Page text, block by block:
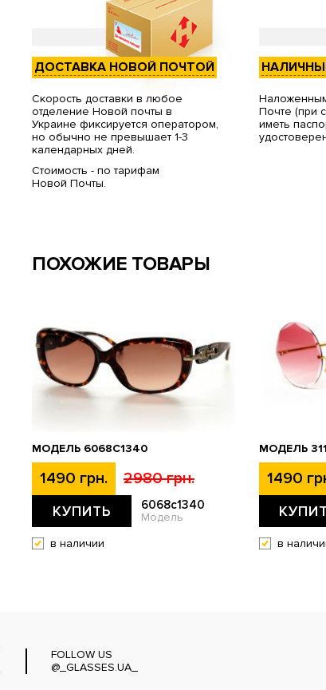
ДОСТАВКА НОВОЙ ПОЧТОЙ
Скорость доставки в любое
отделение Новой почты в
Украине фиксируется оператором,
но обычно не превышает 1-3
календарных дней.
Стоимость - по тарифам
Новой Почты.
Почте (при
иметь
ПОХОЖИЕ ТОВАРЫ
МОДЕЛЬ 6068C1340
1490 грн. 2980 грн.
КУПИТЬ 6068c1340
Модель
в наличии
МОДЕЛЬ
1490
в
FOLLOW US
@_GLASSES.UA_